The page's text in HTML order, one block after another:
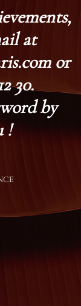
at
or
30.
by
!